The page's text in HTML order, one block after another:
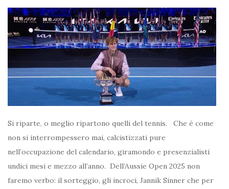
Si riparte, o meglio ripartono quelli del tennis. Che è come
non si interrompessero mai, calcistizzati pure
nell’occupazione del calendario, giramondo e presenzialisti
undici mesi e mezzo all’anno. Dell’Aussie Open 2025 non
faremo verbo: il sorteggio, gli incroci, Jannik Sinner che per